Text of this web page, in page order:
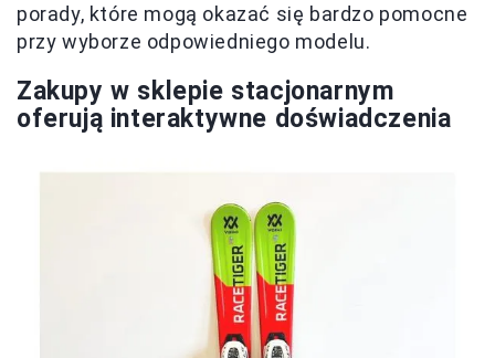
porady, które mogą okazać się bardzo pomocne
przy wyborze odpowiedniego modelu.
Zakupy w sklepie stacjonarnym
oferują interaktywne doświadczenia